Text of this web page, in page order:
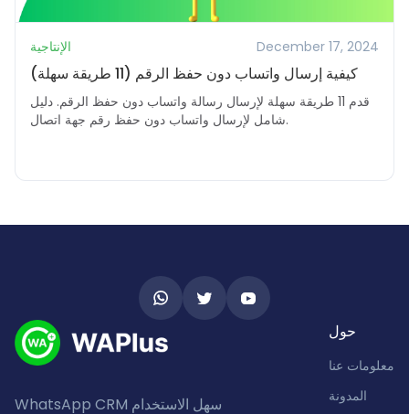
الإنتاجية December 17, 2024
كيفية إرسال واتساب دون حفظ الرقم (11 طريقة سهلة)
قدم 11 طريقة سهلة لإرسال رسالة واتساب دون حفظ الرقم. دليل
شامل لإرسال واتساب دون حفظ رقم جهة اتصال.
WhatsApp CRM سهل الاستخدام
حول
معلومات عنا
المدونة